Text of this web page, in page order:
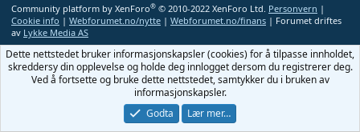
Community platform by XenForo® © 2010-2022 XenForo Ltd. Personvern |
Cookie info | Webforumet.no/nytte | Webforumet.no/finans | Forumet driftes
av Lykke Media AS
Dette nettstedet bruker informasjonskapsler (cookies) for å tilpasse innholdet,
skreddersy din opplevelse og holde deg innlogget dersom du registrerer deg.
Ved å fortsette og bruke dette nettstedet, samtykker du i bruken av
informasjonskapsler.
Godta
Lær mer…